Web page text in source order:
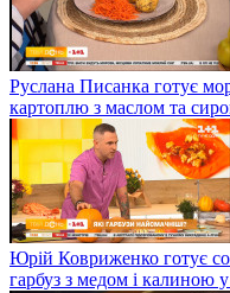
Руслана Писанка готує
картоплю з маслом та
Юрій Ковриженко готує
гарбуз з медом і калиною у